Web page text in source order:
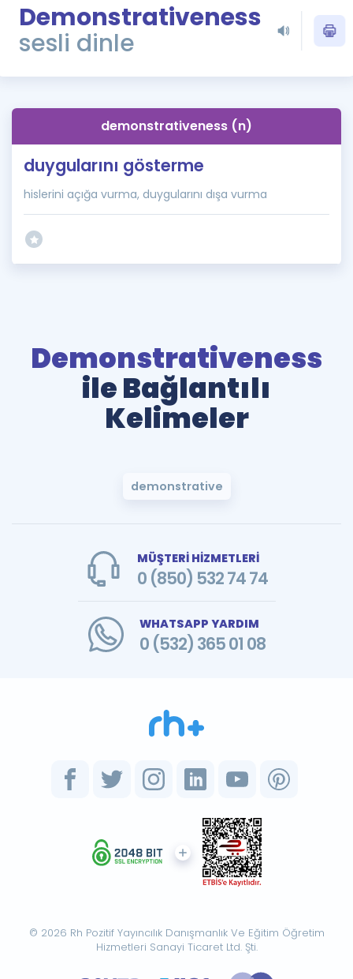
Kampanyalar
Blog
İngilizce Gramer
Demonstrativeness
sesli dinle
demonstrativeness (n)
duygularını gösterme
hislerini açığa vurma, duygularını dışa vurma
Demonstrativeness
ile Bağlantılı
Kelimeler
demonstrative
MÜŞTERİ HİZMETLERİ
0 (850) 532 74 74
WHATSAPP YARDIM
0 (532) 365 01 08
© 2026 Rh Pozitif Yayıncılık Danışmanlık Ve Eğitim Öğretim
Hizmetleri Sanayi Ticaret Ltd. Şti.